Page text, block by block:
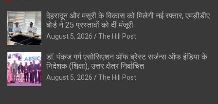
देहरादून और मसूरी के विकास को मिलेगी नई रफ्तार, एमडीडीए
बोर्ड ने 25 प्रस्तावों को दी मंजूरी
August 5, 2026 The Hill Post
डॉ. पंकज गर्ग एसोसिएशन ऑफ ब्रेस्ट सर्जन्स ऑफ इंडिया के
निदेशक (शिक्षा), उत्तर क्षेत्र निर्वाचित
August 5, 2026 The Hill Post